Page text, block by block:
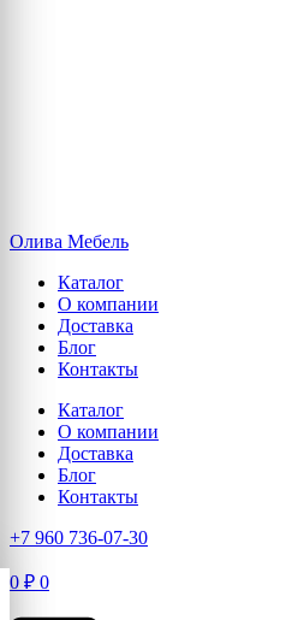
Олива Мебель
Каталог
О компании
Доставка
Блог
Контакты
Каталог
О компании
Доставка
Блог
Контакты
+7 960 736-07-30
0 ₽ 0